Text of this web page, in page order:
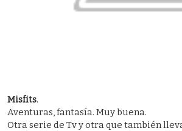
Misfits.
Aventuras, fantasía. Muy buena.
Otra serie de Tv y otra que también